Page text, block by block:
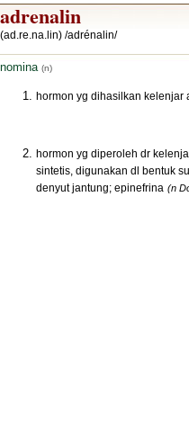
adrenalin
(ad.re.na.lin) /adrénalin/
nomina (n)
hormon yg dihasilkan kelenjar
hormon yg diperoleh dr
sintetis, digunakan dl bentuk
denyut jantung; epinefrina (n